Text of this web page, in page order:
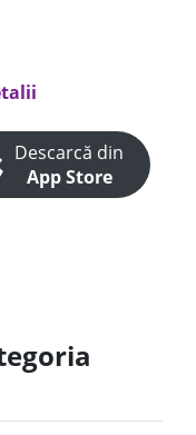
Descarcă din
App Store